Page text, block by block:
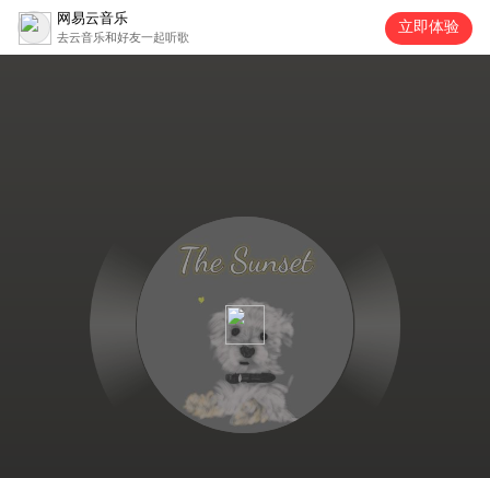
网易云音乐
去云音乐和好友一起听歌
立即体验